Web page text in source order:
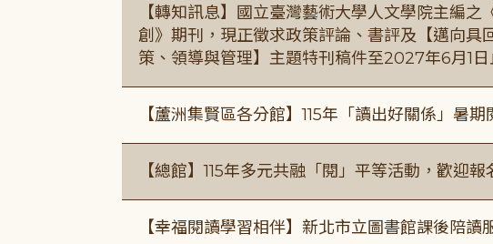
【轉知訊息】國立臺灣藝術大學人文學院主編之
創》期刊，現正徵求政策評論、書評及【邁向具
策、領導與管理】主題特刊稿件至2027年6月1日
【蘆洲集賢區各分館】115年「讀出好關係」暑
【總館】115年多元共融「閱」平等活動，歡迎報
【幸福閱讀學習相伴】新北市立圖書館課後陪讀